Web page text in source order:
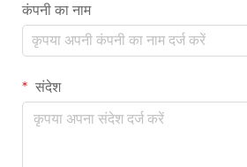
कंपनी का नाम
संदेश